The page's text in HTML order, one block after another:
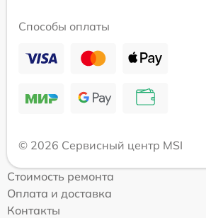
Способы оплаты
© 2026 Сервисный центр MSI
Стоимость ремонта
Оплата и доставка
Контакты